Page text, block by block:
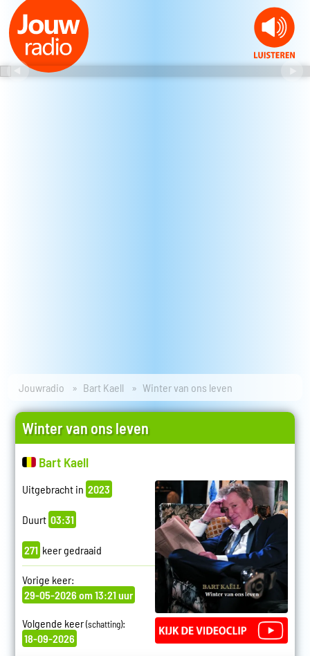
Jouwradio Bart Kaell Winter van ons leven
Winter van ons leven
Bart Kaell
Uitgebracht in 2023
Duurt 03:31
271 keer gedraaid
Vorige keer:
29-05-2026 om 13:21 uur
Volgende keer(schatting):
18-09-2026